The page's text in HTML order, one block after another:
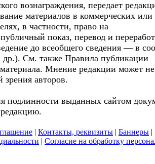
вознаграждения, передает
материалов в коммерческих или
в частности, право на
показ, перевод и
до всеобщего сведения — в
См. также Правила публикации
Мнение редакции может не
зрения авторов.
подлинности выданных сайтом
редакцию.
| Контакты, реквизиты | Баннеры |
| Согласие на обработку